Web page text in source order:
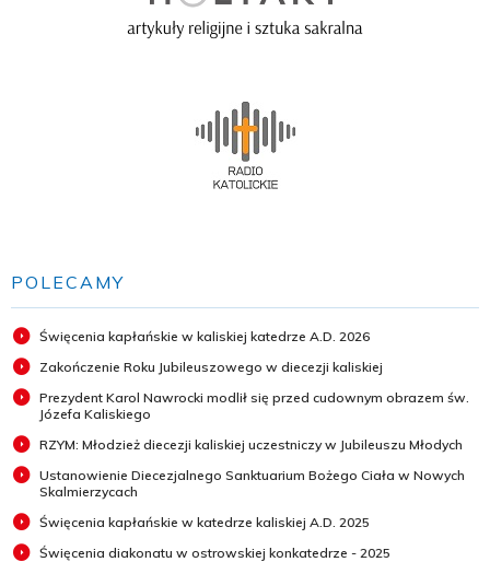
POLECAMY
Święcenia kapłańskie w kaliskiej katedrze A.D. 2026
Zakończenie Roku Jubileuszowego w diecezji kaliskiej
Prezydent Karol Nawrocki modlił się przed cudownym obrazem św.
Józefa Kaliskiego
RZYM: Młodzież diecezji kaliskiej uczestniczy w Jubileuszu Młodych
Ustanowienie Diecezjalnego Sanktuarium Bożego Ciała w Nowych
Skalmierzycach
Święcenia kapłańskie w katedrze kaliskiej A.D. 2025
Święcenia diakonatu w ostrowskiej konkatedrze - 2025